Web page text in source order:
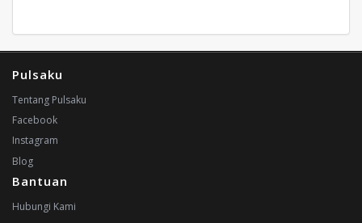
Pulsaku
Tentang Pulsaku
Facebook
Instagram
Blog
Bantuan
Hubungi Kami